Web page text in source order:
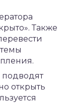
Также
подводят
открыть